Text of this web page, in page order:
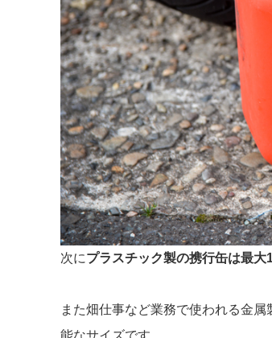
次にプラスチック製の携行缶は最大
また畑仕事など業務で使われる金